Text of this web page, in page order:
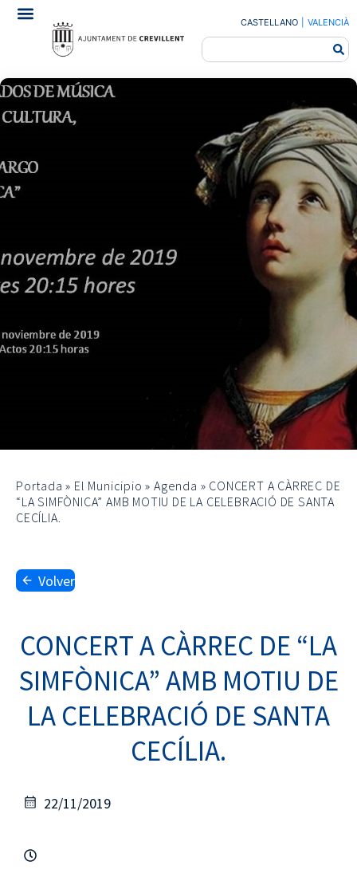
CASTELLANO VALENCIÀ
Portada » El Municipio »Agenda » CONCERT A CÀRREC DE
“LA SIMFÒNICA” AMB MOTIU DE LA CELEBRACIÓ DE SANTA
CECÍLIA.
Volver
CONCERT A CÀRREC DE “LA
SIMFÒNICA” AMB MOTIU DE
LA CELEBRACIÓ DE SANTA
CECÍLIA.
22/11/2019